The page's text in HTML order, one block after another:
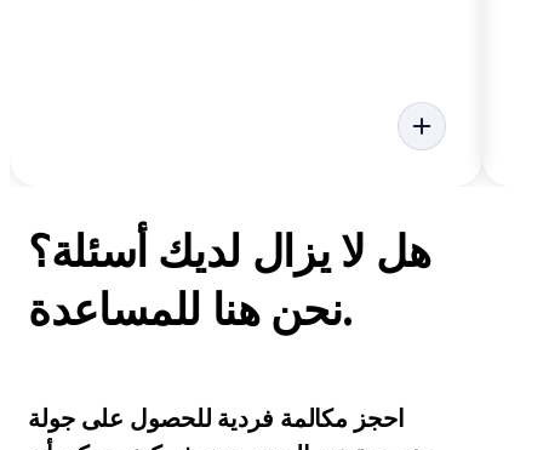
هل لا يزال لديك أسئلة؟
نحن هنا للمساعدة.
احجز مكالمة فردية للحصول على جولة